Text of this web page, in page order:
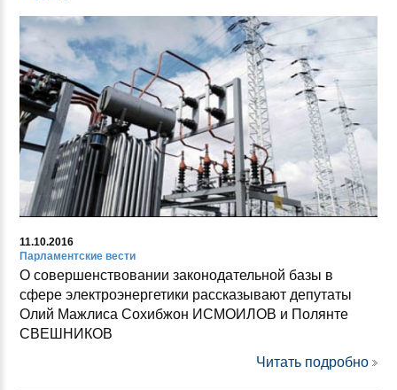
11.10.2016
Парламентские вести
О совершенствовании законодательной базы в
сфере электроэнергетики рассказывают депутаты
Олий Мажлиса Сохибжон ИСМОИЛОВ и Полянте
СВЕШНИКОВ
Читать подробно